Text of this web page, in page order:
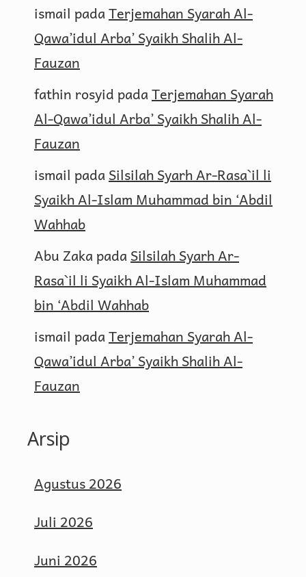
ismail padaTerjemahan Syarah Al-
Qawa’idul Arba’ Syaikh Shalih Al-
Fauzan
fathin rosyid padaTerjemahan Syarah
Al-Qawa’idul Arba’ Syaikh Shalih Al-
Fauzan
ismail padaSilsilah Syarh Ar-Rasa`il li
Syaikh Al-Islam Muhammad bin ‘Abdil
Wahhab
Abu ZakapadaSilsilah Syarh Ar-
Rasa`il li Syaikh Al-Islam Muhammad
bin ‘Abdil Wahhab
ismail padaTerjemahan Syarah Al-
Qawa’idul Arba’ Syaikh Shalih Al-
Fauzan
Arsip
Agustus 2026
Juli 2026
Juni 2026